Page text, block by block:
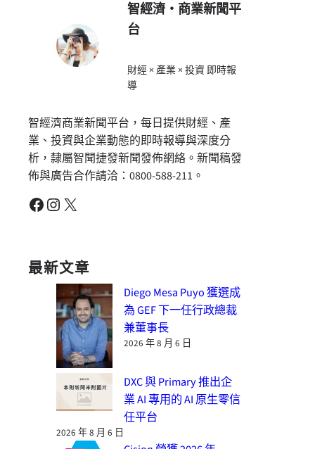
智經濟・商業新聞平
台
財經 × 產業 × 投資 即時報
導
智經濟商業新聞平台，每日提供財經、產
業、投資與企業動態的即時報導與深度分
析，隸屬智聞捷發新聞發佈網絡。新聞稿發
佈與廣告合作請洽：0800-588-211。
Facebook Instagram X
最新文章
Diego Mesa Puyo 獲選成
為 GEF 下一任行政總裁
兼董事長
2026 年 8 月 6 日
DXC 與 Primary 推出企
業 AI 專用的 AI 原生零信
任平台
2026 年 8 月 6 日